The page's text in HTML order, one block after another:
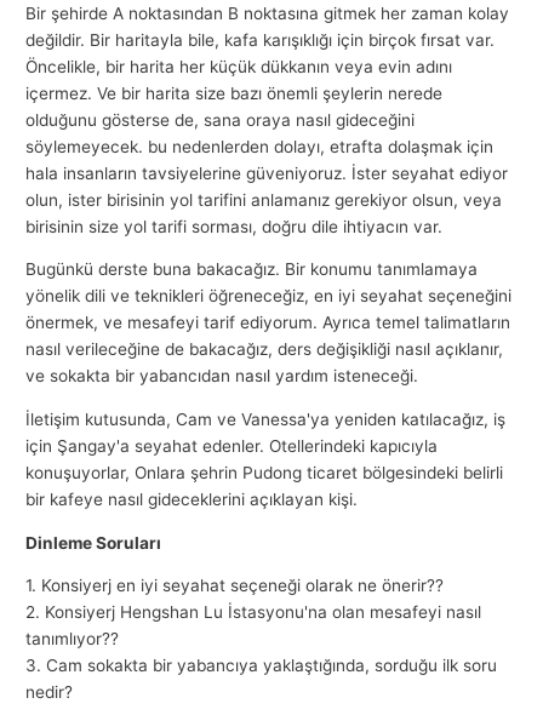
Bir şehirde A noktasından B noktasına gitmek her zaman kolay
değildir. Bir haritayla bile, kafa karışıklığı için birçok fırsat var.
Öncelikle, bir harita her küçük dükkanın veya evin adını
içermez. Ve bir harita size bazı önemli şeylerin nerede
olduğunu gösterse de, sana oraya nasıl gideceğini
söylemeyecek. bu nedenlerden dolayı, etrafta dolaşmak için
hala insanların tavsiyelerine güveniyoruz. İster seyahat ediyor
olun, ister birisinin yol tarifini anlamanız gerekiyor olsun, veya
birisinin size yol tarifi sorması, doğru dile ihtiyacın var.
Bugünkü derste buna bakacağız. Bir konumu tanımlamaya
yönelik dili ve teknikleri öğreneceğiz, en iyi seyahat seçeneğini
önermek, ve mesafeyi tarif ediyorum. Ayrıca temel talimatların
nasıl verileceğine de bakacağız, ders değişikliği nasıl açıklanır,
ve sokakta bir yabancıdan nasıl yardım isteneceği.
İletişim kutusunda, Cam ve Vanessa'ya yeniden katılacağız, iş
için Şangay'a seyahat edenler. Otellerindeki kapıcıyla
konuşuyorlar, Onlara şehrin Pudong ticaret bölgesindeki belirli
bir kafeye nasıl gideceklerini açıklayan kişi.
Dinleme Soruları
1. Konsiyerj en iyi seyahat seçeneği olarak ne önerir??
2. Konsiyerj Hengshan Lu İstasyonu'na olan mesafeyi nasıl
tanımlıyor??
3. Cam sokakta bir yabancıya yaklaştığında, sorduğu ilk soru
nedir?